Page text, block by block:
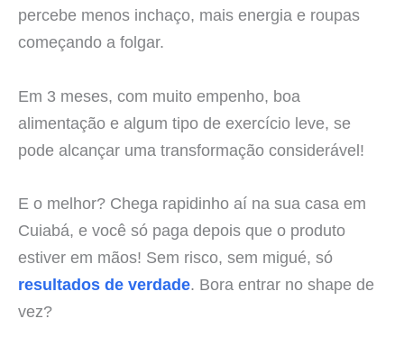
percebe menos inchaço, mais energia e roupas
começando a folgar.
Em 3 meses, com muito empenho, boa
alimentação e algum tipo de exercício leve, se
pode alcançar uma transformação considerável!
E o melhor? Chega rapidinho aí na sua casa em
Cuiabá, e você só paga depois que o produto
estiver em mãos! Sem risco, sem migué, só
resultados de verdade. Bora entrar no shape de
vez?